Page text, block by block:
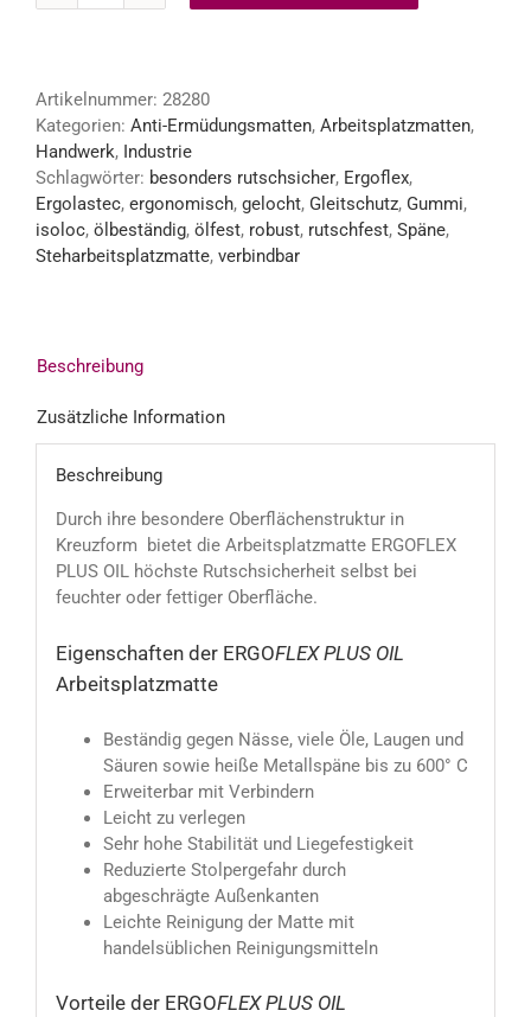
gelocht,
verbindbar
Menge
Artikelnummer: 28280
Kategorien: Anti-Ermüdungsmatten, Arbeitsplatzmatten,
Handwerk, Industrie
Schlagwörter: besonders rutschsicher, Ergoflex,
Ergolastec, ergonomisch, gelocht, Gleitschutz, Gummi,
isoloc, ölbeständig, ölfest, robust, rutschfest, Späne,
Steharbeitsplatzmatte, verbindbar
Beschreibung
Zusätzliche Information
Beschreibung
Durch ihre besondere Oberflächenstruktur in
Kreuzform bietet die Arbeitsplatzmatte ERGOFLEX
PLUS OIL höchste Rutschsicherheit selbst bei
feuchter oder fettiger Oberfläche.
Eigenschaften der ERGOFLEX PLUS OIL
Arbeitsplatzmatte
Beständig gegen Nässe, viele Öle, Laugen und
Säuren sowie heiße Metallspäne bis zu 600° C
Erweiterbar mit Verbindern
Leicht zu verlegen
Sehr hohe Stabilität und Liegefestigkeit
Reduzierte Stolpergefahr durch
abgeschrägte Außenkanten
Leichte Reinigung der Matte mit
handelsüblichen Reinigungsmitteln
Vorteile der ERGOFLEX PLUS OIL